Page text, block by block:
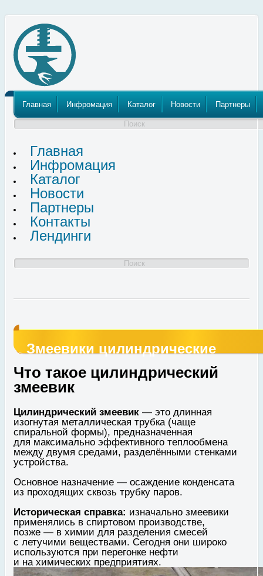
Пензенский Кузнечно Прессовый
Главная Инфромация Каталог Новости Партнеры
Поиск
Главная
Инфромация
Каталог
Новости
Партнеры
Контакты
Лендинги
Поиск
Змеевики цилиндрические
Что такое цилиндрический
змеевик
Цилиндрический змеевик — это длинная
изогнутая металлическая трубка (чаще
спиральной формы), предназначенная
для максимально эффективного теплообмена
между двумя средами, разделёнными стенками
устройства.
Основное назначение — осаждение конденсата
из проходящих сквозь трубку паров.
Историческая справка: изначально змеевики
применялись в спиртовом производстве,
позже — в химии для разделения смесей
с летучими веществами. Сегодня они широко
используются при перегонке нефти
и на химических предприятиях.